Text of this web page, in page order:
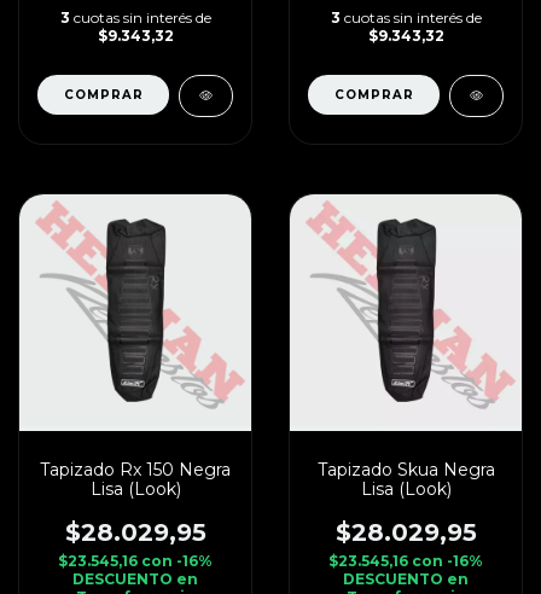
3 cuotas sin interés de
$9.343,32
3 cuotas sin interés de
$9.343,32
Tapizado Rx 150 Negra
Lisa (Look)
$28.029,95
$23.545,16 con -16%
DESCUENTO en
Tapizado Skua Negra
Lisa (Look)
$28.029,95
$23.545,16 con -16%
DESCUENTO en